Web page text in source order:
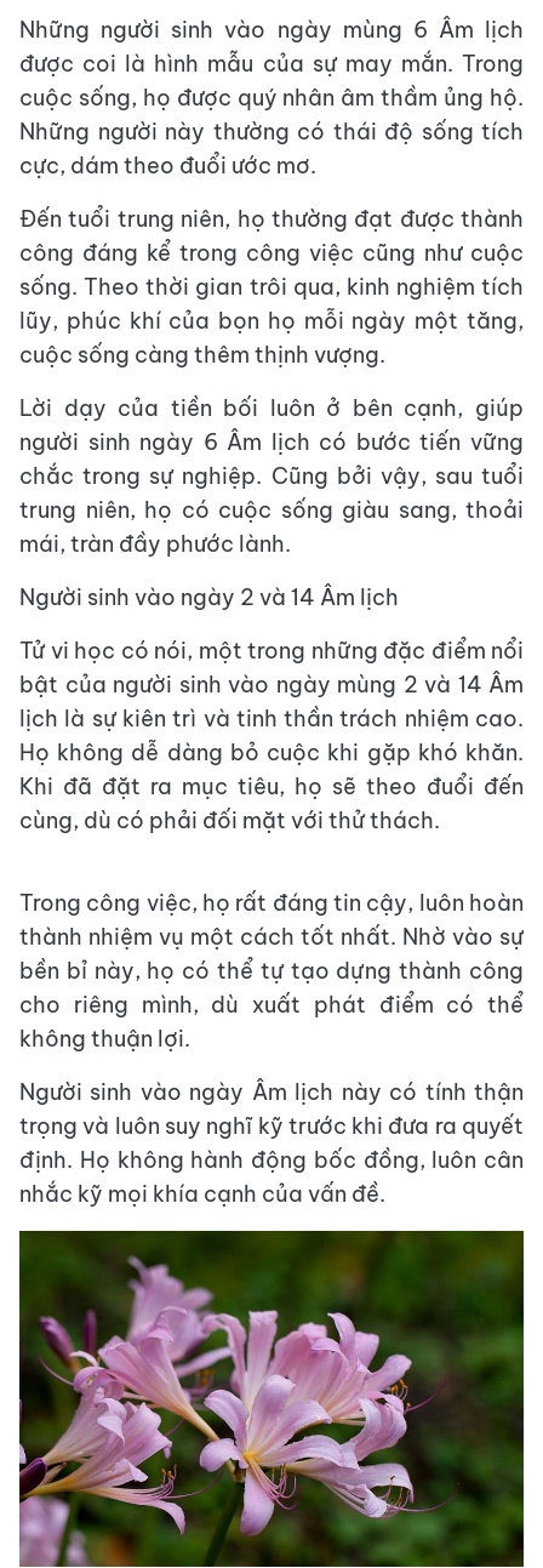
Những người sinh vào ngày mùng 6 Âm lịch
được coi là hình mẫu của sự may mắn. Trong
cuộc sống, họ được quý nhân âm thầm ủng hộ.
Những người này thường có thái độ sống tích
cực, dám theo đuổi ước mơ.
Đến tuổi trung niên, họ thường đạt được thành
công đáng kể trong công việc cũng như cuộc
sống. Theo thời gian trôi qua, kinh nghiệm tích
lũy, phúc khí của bọn họ mỗi ngày một tăng,
cuộc sống càng thêm thịnh vượng.
Lời dạy của tiền bối luôn ở bên cạnh, giúp
người sinh ngày 6 Âm lịch có bước tiến vững
chắc trong sự nghiệp. Cũng bởi vậy, sau tuổi
trung niên, họ có cuộc sống giàu sang, thoải
mái, tràn đầy phước lành.
Người sinh vào ngày 2 và 14 Âm lịch
Tử vi học có nói, một trong những đặc điểm nổi
bật của người sinh vào ngày mùng 2 và 14 Âm
lịch là sự kiên trì và tinh thần trách nhiệm cao.
Họ không dễ dàng bỏ cuộc khi gặp khó khăn.
Khi đã đặt ra mục tiêu, họ sẽ theo đuổi đến
cùng, dù có phải đối mặt với thử thách.
Trong công việc, họ rất đáng tin cậy, luôn hoàn
thành nhiệm vụ một cách tốt nhất. Nhờ vào sự
bền bỉ này, họ có thể tự tạo dựng thành công
cho riêng mình, dù xuất phát điểm có thể
không thuận lợi.
Người sinh vào ngày Âm lịch này có tính thận
trọng và luôn suy nghĩ kỹ trước khi đưa ra quyết
định. Họ không hành động bốc đồng, luôn cân
nhắc kỹ mọi khía cạnh của vấn đề.